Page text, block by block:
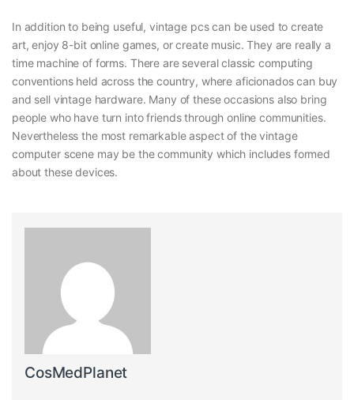
In addition to being useful, vintage pcs can be used to create
art, enjoy 8-bit online games, or create music. They are really a
time machine of forms. There are several classic computing
conventions held across the country, where aficionados can buy
and sell vintage hardware. Many of these occasions also bring
people who have turn into friends through online communities.
Nevertheless the most remarkable aspect of the vintage
computer scene may be the community which includes formed
about these devices.
CosMedPlanet